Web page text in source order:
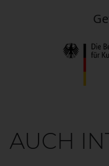
AUCH